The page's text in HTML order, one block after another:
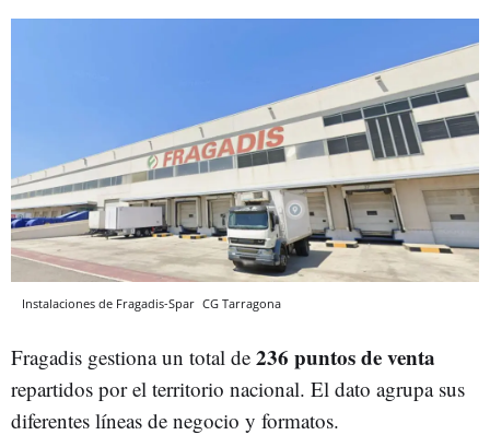
Instalaciones de Fragadis-Spar CG Tarragona
Fragadis gestiona un total de 236 puntos de venta
repartidos por el territorio nacional. El dato agrupa sus
diferentes líneas de negocio y formatos.